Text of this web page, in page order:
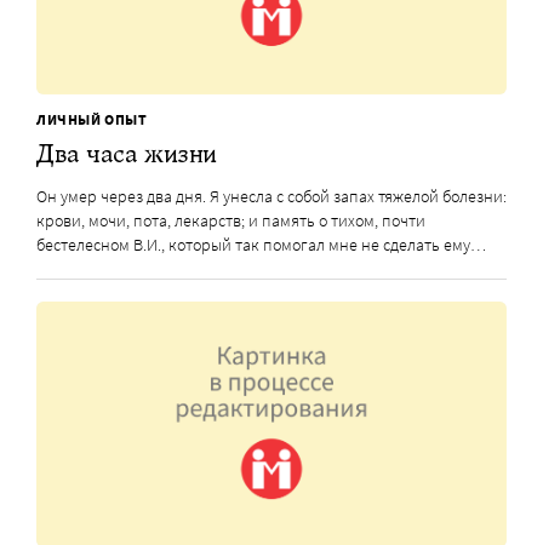
ЛИЧНЫЙ ОПЫТ
Два часа жизни
Он умер через два дня. Я унесла с собой запах тяжелой болезни:
крови, мочи, пота, лекарств; и память о тихом, почти
бестелесном В.И., который так помогал мне не сделать ему…